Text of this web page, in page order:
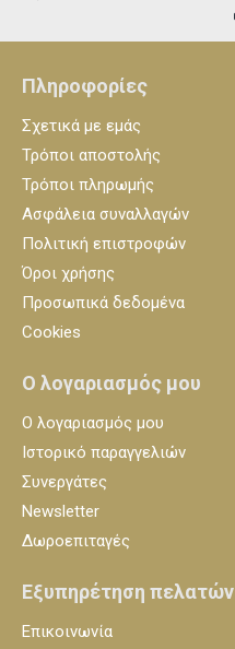
Πληροφορίες
Σχετικά με εμάς
Τρόποι αποστολής
Τρόποι πληρωμής
Ασφάλεια συναλλαγών
Πολιτική επιστροφών
Όροι χρήσης
Προσωπικά δεδομένα
Cookies
Ο λογαριασμός μου
Ο λογαριασμός μου
Ιστορικό παραγγελιών
Συνεργάτες
Newsletter
Δωροεπιταγές
Εξυπηρέτηση πελατών
Επικοινωνία